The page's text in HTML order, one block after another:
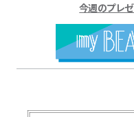
今週のプレ